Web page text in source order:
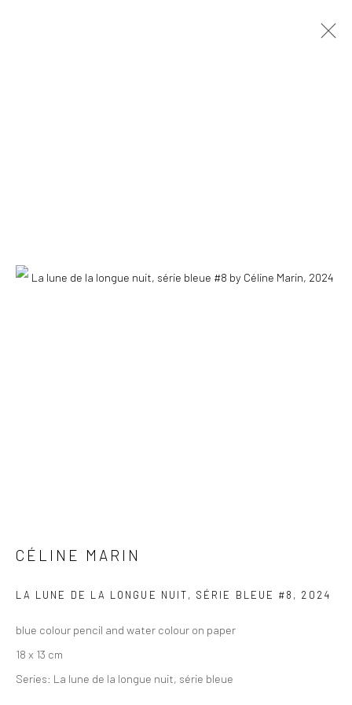
CÉLINE MARIN
LA LUNE DE LA LONGUE NUIT, SÉRIE BLEUE #8 , 2024
blue colour pencil and water colour on paper
18 x 13 cm
Series: La lune de la longue nuit, série bleue